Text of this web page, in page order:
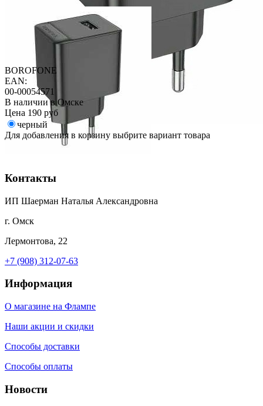
BOROFONE
EAN:
00-00054571
В наличии в Омске
Цена 190 руб
черный
Для добавления в корзину выбрите вариант товара
Контакты
ИП Шаерман Наталья Александровна
г. Омск
Лермонтова, 22
+7 (908) 312-07-63
Информация
О магазине на Флампе
Наши акции и скидки
Способы доставки
Способы оплаты
Новости